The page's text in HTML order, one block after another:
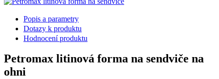
Popis a parametry
Dotazy k produktu
Hodnocení produktu
Petromax litinová forma na sendviče na
ohni